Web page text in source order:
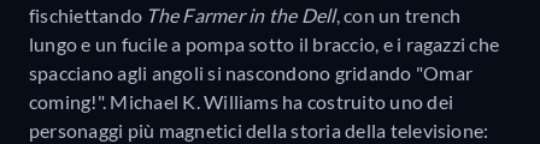
fischiettando The Farmer in the Dell, con un trench
lungo e un fucile a pompa sotto il braccio, e i ragazzi che
spacciano agli angoli si nascondono gridando "Omar
coming!". Michael K. Williams ha costruito uno dei
personaggi più magnetici della storia della televisione: